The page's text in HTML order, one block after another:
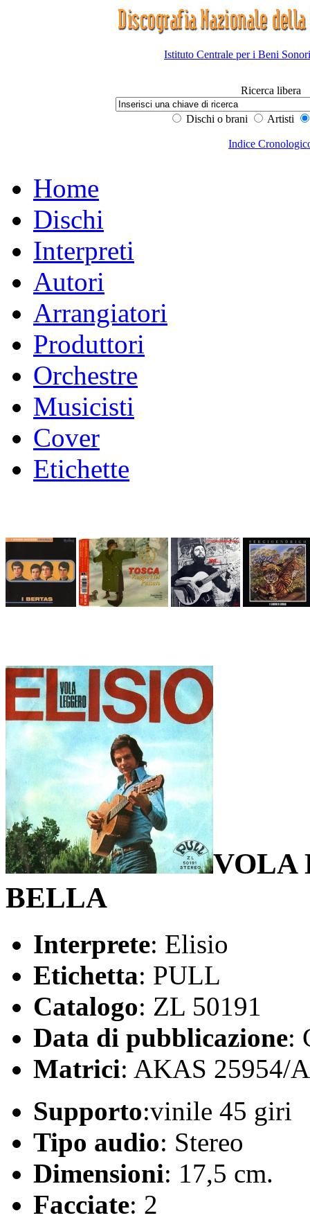
Istituto Centrale per i Beni
Ricerca libera
Dischi o brani Artisti
Indice
Home
Dischi
Interpreti
Autori
Arrangiatori
Produttori
Orchestre
Musicisti
Cover
Etichette
VOLA
BELLA
Interprete: Elisio
Etichetta: PULL
Catalogo: ZL 50191
Data di pubblicazione:
Matrici: AKAS 25954/
Supporto:vinile 45 giri
Tipo audio: Stereo
Dimensioni: 17,5 cm.
Facciate: 2